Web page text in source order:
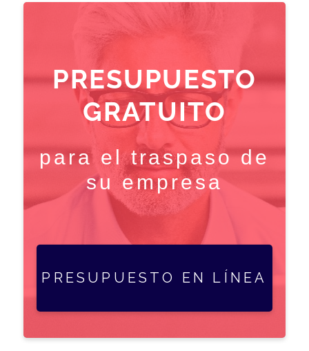
PRESUPUESTO
GRATUITO
para el traspaso de
su empresa
PRESUPUESTO EN LÍNEA